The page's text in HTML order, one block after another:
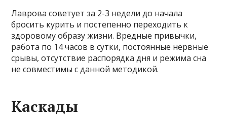
Лаврова советует за 2-3 недели до начала
бросить курить и постепенно переходить к
здоровому образу жизни. Вредные привычки,
работа по 14 часов в сутки, постоянные нервные
срывы, отсутствие распорядка дня и режима сна
не совместимы с данной методикой.
Каскады